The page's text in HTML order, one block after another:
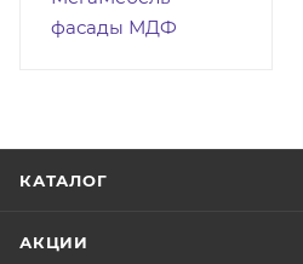
фасады МДФ
КАТАЛОГ
АКЦИИ